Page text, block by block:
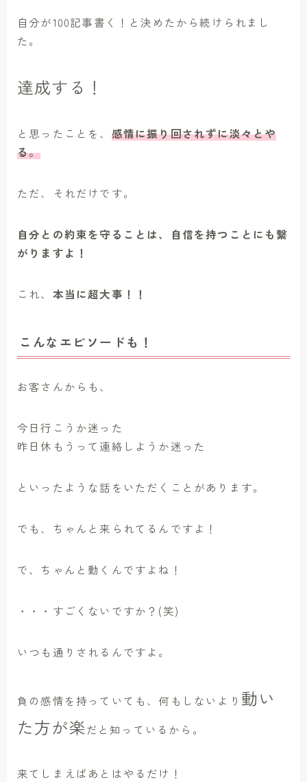
自分が100記事書く！と決めたから続けられまし
た。
達成する！
と思ったことを、 感情に振り回されずに淡々とや
る。
ただ、それだけです。
自分との約束を守ることは、自信を持つことにも繋
がりますよ！
これ、 本当に超大事！！
こんなエピソードも！
お客さんからも、
今日行こうか迷った
昨日休もうって連絡しようか迷った
といったような話をいただくことがあります。
でも、ちゃんと来られてるんですよ！
で、ちゃんと動くんですよね！
・・・すごくないですか？(笑)
いつも通りされるんですよ。
負の感情を持っていても、何もしないより 動い
た方が楽だと知っているから。
来てしまえばあとはやるだけ！